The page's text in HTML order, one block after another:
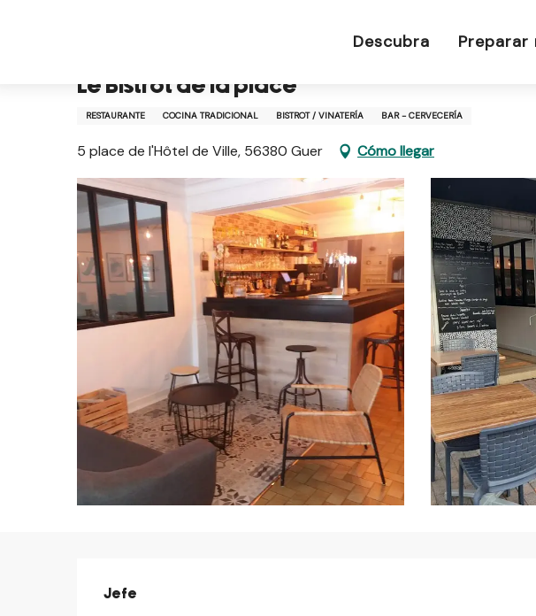
Descubra Preparar
Le Bistrot de la place
RESTAURANTE COCINA TRADICIONAL BISTROT / VINATERÍA BAR - CERVECERÍA
5 place de l'Hôtel de Ville, 56380 Guer Cómo llegar
Jefe
Jefe